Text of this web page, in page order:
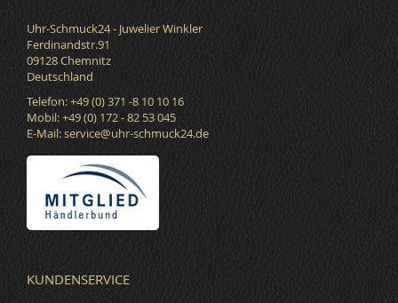
Uhr-Schmuck24 - Juwelier Winkler
Ferdinandstr.91
09128 Chemnitz
Deutschland
Telefon: +49 (0) 371 -8 10 10 16
Mobil: +49 (0) 172 - 82 53 045
E-Mail:service@uhr-schmuck24.de
KUNDENSERVICE